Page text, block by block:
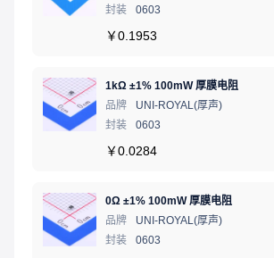
封装
0603
￥0.1953
1kΩ ±1% 100mW 厚膜电阻
品牌
UNI-ROYAL(厚声)
封装
0603
￥0.0284
0Ω ±1% 100mW 厚膜电阻
品牌
UNI-ROYAL(厚声)
封装
0603